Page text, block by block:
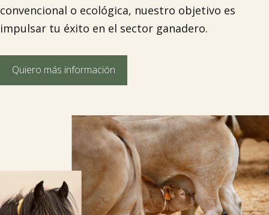
convencional o ecológica, nuestro objetivo es
impulsar tu éxito en el sector ganadero.
Quiero más información